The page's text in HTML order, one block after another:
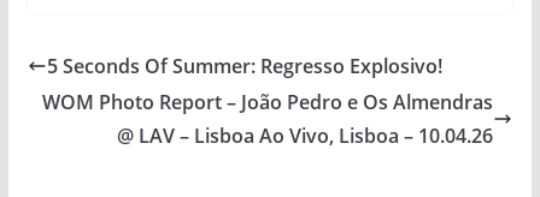
5 Seconds Of Summer: Regresso Explosivo!
WOM Photo Report – João Pedro e Os Almendras
@ LAV – Lisboa Ao Vivo, Lisboa – 10.04.26